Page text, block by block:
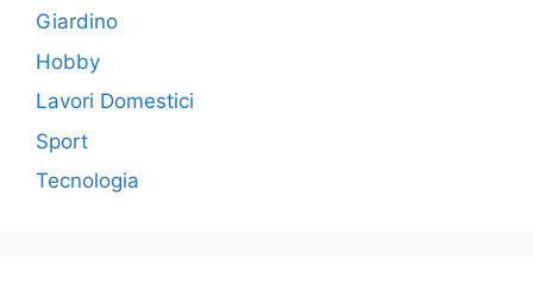
Giardino
Hobby
Lavori Domestici
Sport
Tecnologia